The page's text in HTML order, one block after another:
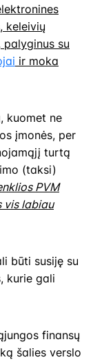
keleivių
su
ir moka
kuomet ne
įmonės, per
turtą
(taksi)
PVM
vis labiau
būti susiję su
kurie gali
finansų
šalies verslo